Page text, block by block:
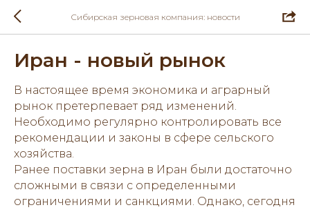
Сибирская зерновая компания: новости
Иран - новый рынок
В настоящее время экономика и аграрный
рынок претерпевает ряд изменений.
Необходимо регулярно контролировать все
рекомендации и законы в сфере сельского
хозяйства.
Ранее поставки зерна в Иран были достаточно
сложными в связи с определенными
ограничениями и санкциями. Однако, сегодня